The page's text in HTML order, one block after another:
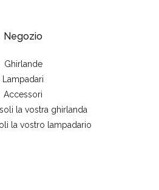
Negozio
Ghirlande
Lampadari
Accessori
la vostra ghirlanda
la vostro lampadario